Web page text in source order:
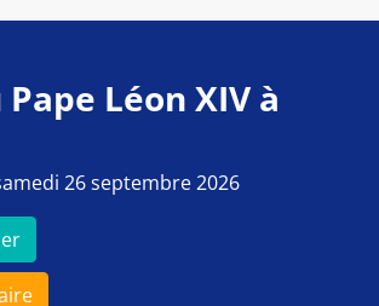
Léon XIV à
26 septembre 2026